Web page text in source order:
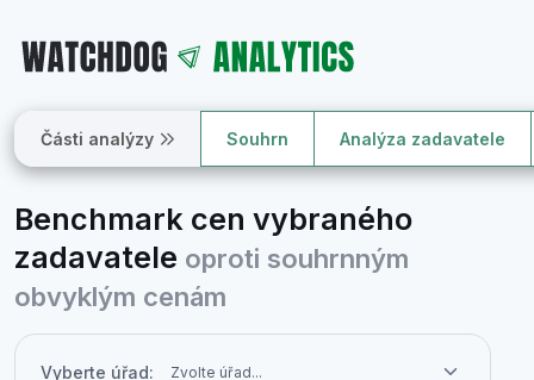
Části analýzy Souhrn Analýza zadavatele
Benchmark cen vybraného
zadavatele oproti souhrnným
obvyklým cenám
Vyberte úřad: